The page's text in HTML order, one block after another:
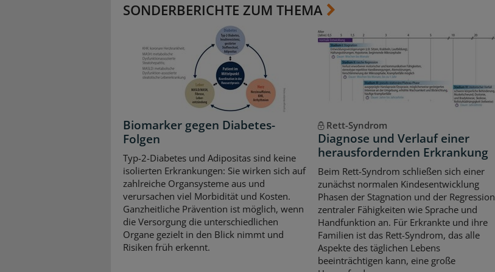
SONDERBERICHTE ZUM THEMA
Biomarker gegen Diabetes-
Folgen
Typ-2-Diabetes und Adipositas sind keine
isolierten Erkrankungen: Sie wirken sich auf
zahlreiche Organsysteme aus und
verursachen viel Morbidität und Kosten.
Ganzheitliche Prävention ist möglich, wenn
die Versorgung die unterschiedlichen
Organe gezielt in den Blick nimmt und
Risiken früh erkennt.
Rett-Syndrom
Diagnose und Verlauf einer
herausfordernden Erkrankung
Beim Rett-Syndrom schließen sich einer
zunächst normalen Kindesentwicklung
Phasen der Stagnation und der Regression
zentraler Fähigkeiten wie Sprache und
Handfunktion an. Für Erkrankte und ihre
Familien ist das Rett-Syndrom, das alle
Aspekte des täglichen Lebens
beeinträchtigen kann, eine große